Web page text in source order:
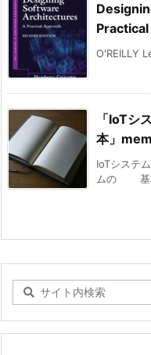
O'REILLY
「IoTシ
本」
IoTシステ
ムの 基